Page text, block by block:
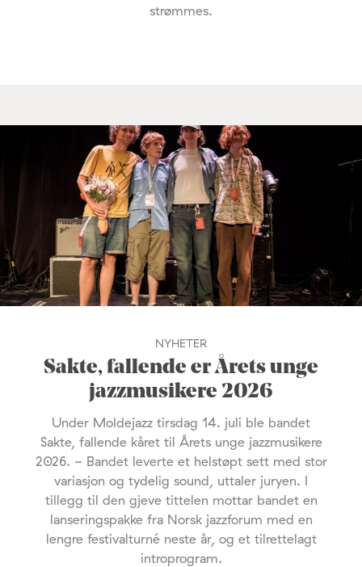
strømmes.
NYHETER
Sakte, fallende er Årets unge
jazzmusikere 2026
Under Moldejazz tirsdag 14. juli ble bandet
Sakte, fallende kåret til Årets unge jazzmusikere
2026. - Bandet leverte et helstøpt sett med stor
variasjon og tydelig sound, uttaler juryen. I
tillegg til den gjeve tittelen mottar bandet en
lanseringspakke fra Norsk jazzforum med en
lengre festivalturné neste år, og et tilrettelagt
introprogram.